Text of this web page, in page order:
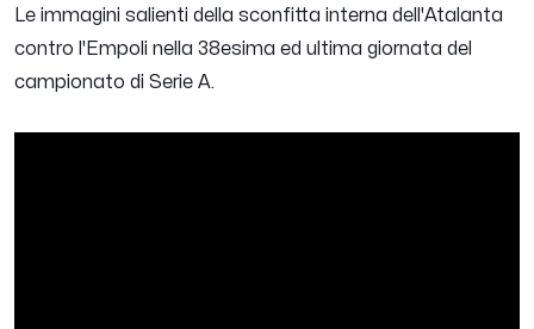
Le immagini salienti della sconfitta interna dell'Atalanta
contro l'Empoli nella 38esima ed ultima giornata del
campionato di Serie A.